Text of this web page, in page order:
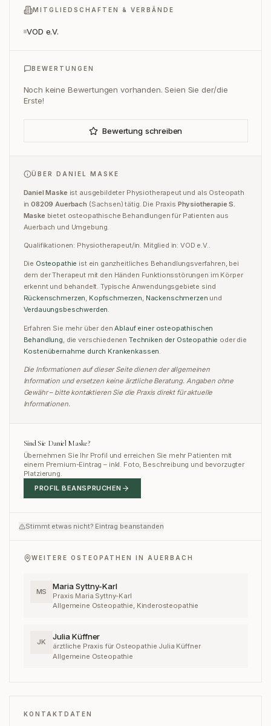
MITGLIEDSCHAFTEN & VERBÄNDE
VOD e.V.
BEWERTUNGEN
Noch keine Bewertungen vorhanden. Seien Sie der/die
Erste!
Bewertung schreiben
ÜBER DANIEL MASKE
Daniel Maske ist ausgebildeter Physiotherapeut und als Osteopath
in08209 Auerbach (Sachsen) tätig. Die Praxis Physiotherapie S.
Maske bietet osteopathische Behandlungen für Patienten aus
Auerbach und Umgebung.
Qualifikationen: Physiotherapeut/in. Mitglied in:VOD e.V..
Die Osteopathie ist ein ganzheitliches Behandlungsverfahren, bei
dem der Therapeut mit den Händen Funktionsstörungen im Körper
erkennt und behandelt. Typische Anwendungsgebiete sind
Rückenschmerzen, Kopfschmerzen, Nackenschmerzen und
Verdauungsbeschwerden.
Erfahren Sie mehr über den Ablauf einer osteopathischen
Behandlung die verschiedenenTechniken der Osteopathie oder die
Kostenübernahme durch Krankenkassen
Die Informationen auf dieser Seite dienen der allgemeinen
Information und ersetzen keine ärztliche Beratung. Angaben ohne
Gewähr – bitte kontaktieren Sie die Praxis direkt für aktuelle
Informationen.
Sind Sie Daniel Maske?
Übernehmen Sie Ihr Profil und erreichen Sie mehr Patienten mit
einem Premium-Eintrag – inkl. Foto, Beschreibung und bevorzugter
Platzierung.
PROFIL BEANSPRUCHEN
Stimmt etwas nicht? Eintrag beanstanden
WEITERE OSTEOPATHEN IN AUERBACH
MS
Maria Syttny-Karl
Praxis Maria Syttny-Karl
Allgemeine Osteopathie, Kinderosteopathie
JK
Julia Küffner
ärztliche Praxis für Osteopathie Julia Küffner
Allgemeine Osteopathie
KONTAKTDATEN